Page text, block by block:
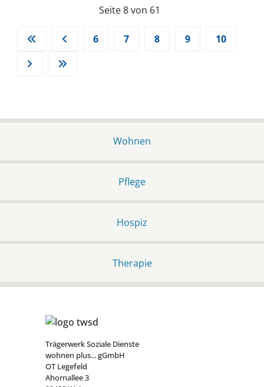
Seite 8 von 61
6 7 8 9 10
Wohnen
Pflege
Hospiz
Therapie
Trägerwerk Soziale Dienste
wohnen plus... gGmbH
OT Legefeld
Ahornallee 3